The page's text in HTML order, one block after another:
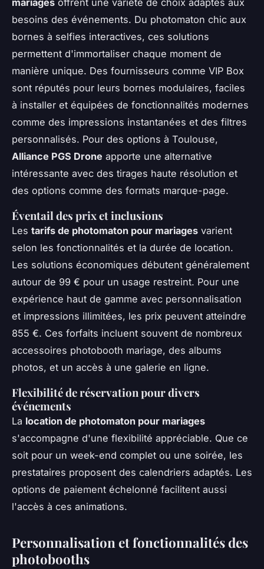
mariages offrent une variété de choix adaptés aux
besoins des événements. Du photomaton chic aux
bornes à selfies interactives, ces solutions
permettent d'immortaliser chaque moment de
manière unique. Des fournisseurs comme VIP Box
sont réputés pour leurs bornes modulaires, faciles
à installer et équipées de fonctionnalités modernes
comme des impressions instantanées et des filtres
personnalisés. Pour des options à Toulouse,
Alliance PGS Drone apporte une alternative
intéressante avec des tirages haute résolution et
des options comme des formats marque-page.
Éventail des prix et inclusions
Les tarifs de photomaton pour mariages varient
selon les fonctionnalités et la durée de location.
Les solutions économiques débutent généralement
autour de 99 € pour un usage restreint. Pour une
expérience haut de gamme avec personnalisation
et impressions illimitées, les prix peuvent atteindre
855 €. Ces forfaits incluent souvent de nombreux
accessoires photobooth mariage, des albums
photos, et un accès à une galerie en ligne.
Flexibilité de réservation pour divers
événements
La location de photomaton pour mariages
s'accompagne d'une flexibilité appréciable. Que ce
soit pour un week-end complet ou une soirée, les
prestataires proposent des calendriers adaptés. Les
options de paiement échelonné facilitent aussi
l'accès à ces animations.
Personnalisation et fonctionnalités des
photobooths